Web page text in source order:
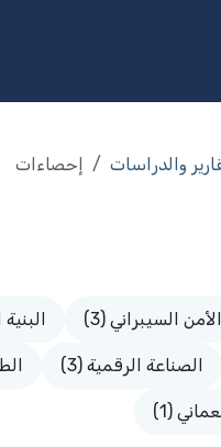
والدراسات إحصاءات
الأمن السيبراني (3)
الصناعة الرقمية (3)
(1)